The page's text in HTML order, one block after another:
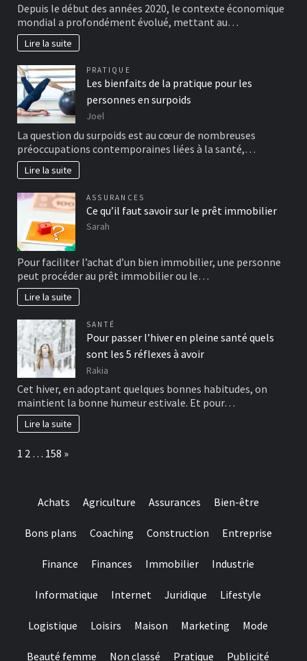
Depuis le début des années 2020, le contexte économique
mondial a profondément évolué, mettant au…
Lire la suite
PRATIQUE
Les bienfaits de la pratique pour les
personnes en surpoids
Joel
La question du surpoids est au cœur de nombreuses
préoccupations contemporaines liées à la santé,…
Lire la suite
ASSURANCES
Ce qu’il faut savoir sur le prêt immobilier
Sarah
Pour faciliter l’achat d’un bien immobilier, une personne
peut procéder au prêt immobilier ou le…
Lire la suite
SANTÉ
Pour passer l’hiver en pleine santé quels
sont les 5 réflexes à avoir
Rakia
Cet hiver, en adoptant quelques bonnes habitudes, on
maintient la bonne humeur estivale. Et pour…
Lire la suite
Page:
1 2 … 158 Next
»
Achats Agriculture Assurances Bien-être
Bons plans Coaching Construction Entreprise
Finance Finances Immobilier Industrie
Informatique Internet Juridique Lifestyle
Logistique Loisirs Maison Marketing Mode
Beauté femme Non classé Pratique Publicité